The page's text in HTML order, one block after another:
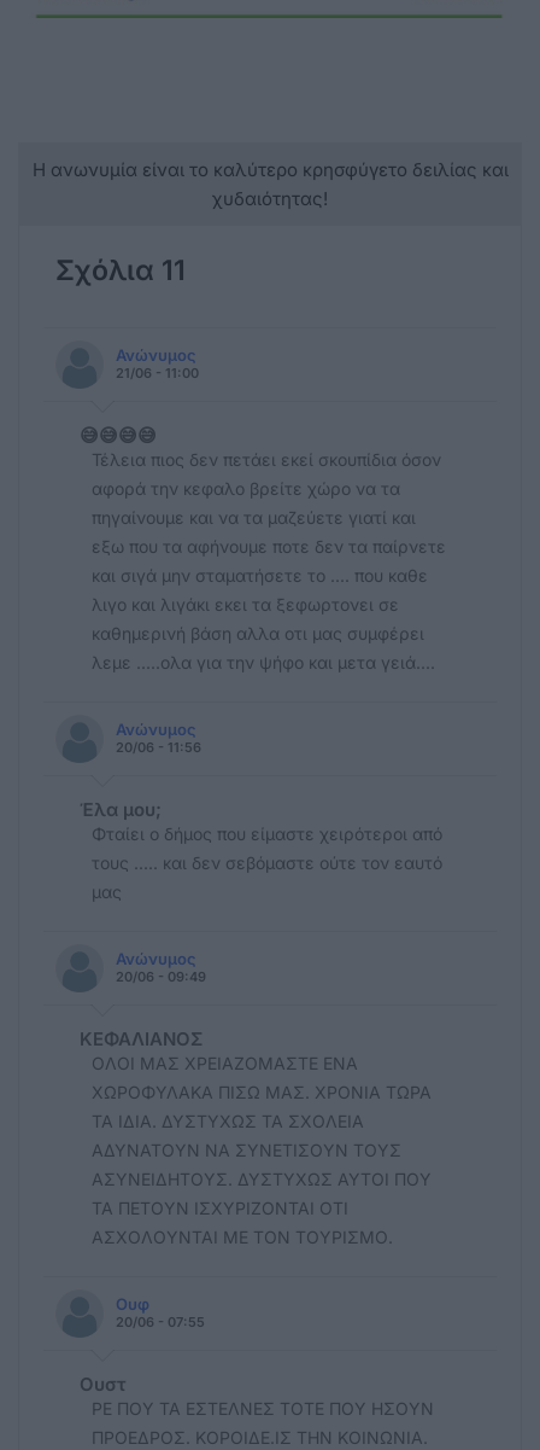
Η ανωνυμία είναι το καλύτερο κρησφύγετο δειλίας και
χυδαιότητας!
Σχόλια 11
Ανώνυμος
21/06 - 11:00
😅😅😅😅
Τέλεια πιος δεν πετάει εκεί σκουπίδια όσον
αφορά την κεφαλο βρείτε χώρο να τα
πηγαίνουμε και να τα μαζεύετε γιατί και
εξω που τα αφήνουμε ποτε δεν τα παίρνετε
και σιγά μην σταματήσετε το .... που καθε
λιγο και λιγάκι εκει τα ξεφωρτονει σε
καθημερινή βάση αλλα οτι μας συμφέρει
λεμε .....ολα για την ψήφο και μετα γειά....
Ανώνυμος
20/06 - 11:56
Έλα μου;
Φταίει ο δήμος που είμαστε χειρότεροι από
τους ..... και δεν σεβόμαστε ούτε τον εαυτό
μας
Ανώνυμος
20/06 - 09:49
ΚΕΦΑΛΙΑΝΟΣ
ΟΛΟΙ ΜΑΣ ΧΡΕΙΑΖΟΜΑΣΤΕ ΕΝΑ
ΧΩΡΟΦΥΛΑΚΑ ΠΙΣΩ ΜΑΣ. ΧΡΟΝΙΑ ΤΩΡΑ
ΤΑ ΙΔΙΑ. ΔΥΣΤΥΧΩΣ ΤΑ ΣΧΟΛΕΙΑ
ΑΔΥΝΑΤΟΥΝ ΝΑ ΣΥΝΕΤΙΣΟΥΝ ΤΟΥΣ
ΑΣΥΝΕΙΔΗΤΟΥΣ. ΔΥΣΤΥΧΩΣ ΑΥΤΟΙ ΠΟΥ
ΤΑ ΠΕΤΟΥΝ ΙΣΧΥΡΙΖΟΝΤΑΙ ΟΤΙ
ΑΣΧΟΛΟΥΝΤΑΙ ΜΕ ΤΟΝ ΤΟΥΡΙΣΜΟ.
Ουφ
20/06 - 07:55
Ουστ
ΡΕ ΠΟΥ ΤΑ ΕΣΤΕΛΝΕΣ ΤΟΤΕ ΠΟΥ ΗΣΟΥΝ
ΠΡΟΕΔΡΟΣ. ΚΟΡΟΙΔΕ.ΙΣ ΤΗΝ ΚΟΙΝΩΝΙΑ.